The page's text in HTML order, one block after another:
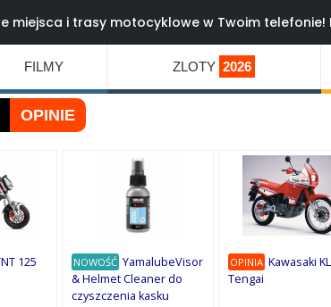
miejsca i trasy motocyklowe w Twoim telefonie!
FILMY ZLOTY 2026
OPINIE
125 NOWOŚĆ YamalubeVisor
& Helmet Cleaner do
czyszczenia kasku
OPINIA Kawasaki
Tengai